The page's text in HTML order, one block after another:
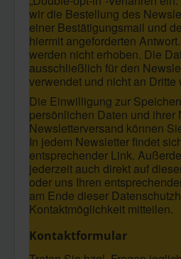
wir die Bestellung des
einer Bestätigungsmail und
hiermit angeforderten
werden nicht erhoben. Die
ausschließlich für den
verwendet und nicht an Dritte
Die Einwilligung zur
persönlichen Daten und ihrer
Newsletterversand können
In jedem Newsletter findet
entsprechender Link.
jederzeit auch direkt auf
oder uns Ihren
am Ende dieser
Kontaktmöglichkeit mitteilen.
Kontaktformular